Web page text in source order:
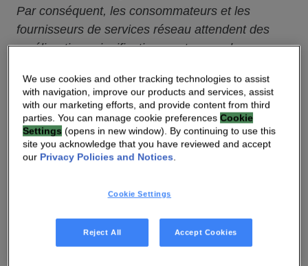
Par conséquent, les consommateurs et les
fournisseurs de services réseau attendent des
améliorations significatives en termes de
sécurité de la part de la prochaine génération de
passerelles et de décodeurs.
Nous avons rencontré Ashwani Saigal, vice-
président chargé du haut débit chez VANTIVA
sur l’évolution du rôle des CPE dans
l’environnement de la maison connectée.
We use cookies and other tracking technologies to assist
with navigation, improve our products and services, assist
with our marketing efforts, and provide content from third
parties. You can manage cookie preferencesCookie
Settings (opens in new window). By continuing to use this
site you acknowledge that you have reviewed and accept
our Privacy Policies and Notices.
Cookie Settings
Reject All Accept Cookies